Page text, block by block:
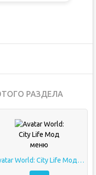
РАЗДЕЛА
Avatar World: City Life Мод меню